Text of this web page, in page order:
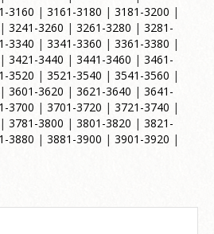
3160 | 3161-3180 | 3181-3200 |
| 3241-3260 | 3261-3280 | 3281-
3340 | 3341-3360 | 3361-3380 |
| 3421-3440 | 3441-3460 | 3461-
3520 | 3521-3540 | 3541-3560 |
| 3601-3620 | 3621-3640 | 3641-
3700 | 3701-3720 | 3721-3740 |
| 3781-3800 | 3801-3820 | 3821-
3880 | 3881-3900 | 3901-3920 |